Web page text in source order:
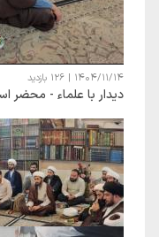
1404/11/14
| 126 بازدید
دیدار با علماء - محضر